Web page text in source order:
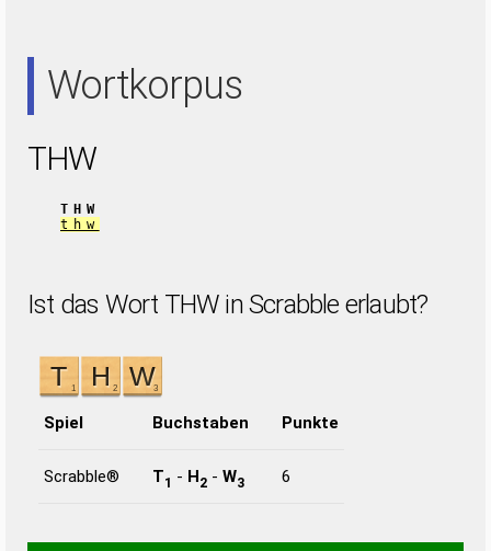
Wortkorpus
THW
THW
thw
Ist das Wort THW in Scrabble erlaubt?
Spiel Buchstaben Punkte
Scrabble® T1 - H2 - W3 6